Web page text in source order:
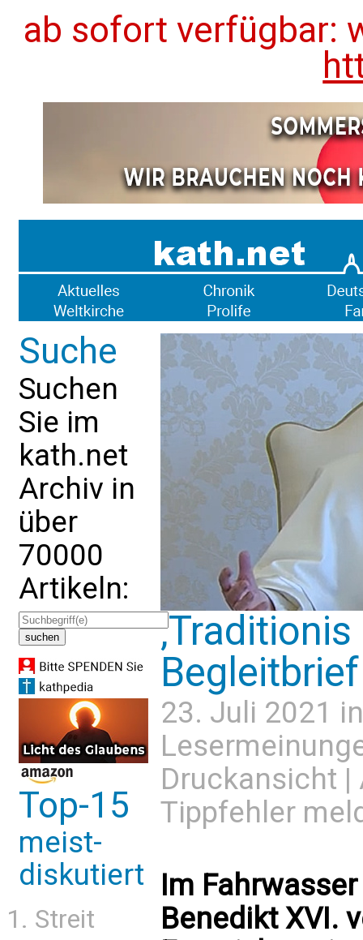
ab sofort verfügbar:
Suche
Suchen
Sie im
kath.net
Archiv in
über
70000
Artikeln:
Top-15
meist-
diskutiert
Streit
Begleitbrief
23. Juli 2021
Druckansicht |
Tippfehler
Im
Benedikt XVI.